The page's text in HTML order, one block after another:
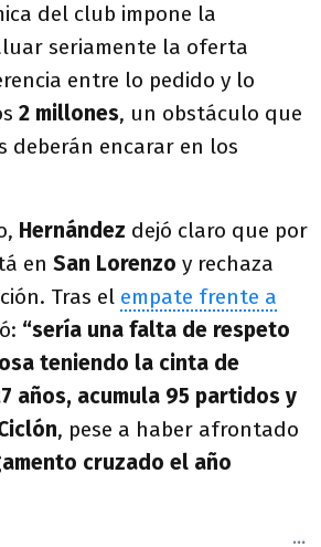
del club impone la
seriamente la oferta
entre lo pedido y lo
2 millones, un obstáculo que
deberán encarar en los
Hernández dejó claro que por
en San Lorenzo y rechaza
Tras el empate frente a
“sería una falta de respeto
teniendo la cinta de
años, acumula 95 partidos y
, pese a haber afrontado
cruzado el año